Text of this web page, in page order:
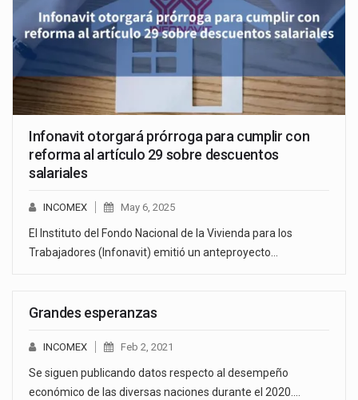
Infonavit otorgará prórroga para cumplir con
reforma al artículo 29 sobre descuentos
salariales
INCOMEX May 6, 2025
El Instituto del Fondo Nacional de la Vivienda para los
Trabajadores (Infonavit) emitió un anteproyecto…
Grandes esperanzas
INCOMEX Feb 2, 2021
Se siguen publicando datos respecto al desempeño
económico de las diversas naciones durante el 2020.…